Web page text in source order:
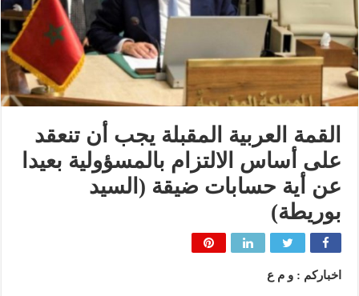
القمة العربية المقبلة يجب أن تنعقد
على أساس الالتزام بالمسؤولية بعيدا
عن أية حسابات ضيقة (السيد
بوريطة)
اخباركم : و م ع